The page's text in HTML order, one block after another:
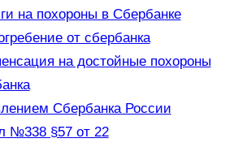
на похороны в Сбербанке
от сбербанка
на достойные похороны
Сбербанка России
№338 §57 от 22